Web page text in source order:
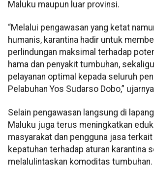
Maluku maupun luar provinsi.
“Melalui pengawasan yang ketat
humanis, karantina hadir untuk
perlindungan maksimal terhadap
hama dan penyakit tumbuhan,
pelayanan optimal kepada seluruh
Pelabuhan Yos Sudarso Dobo,”
Selain pengawasan langsung di
Maluku juga terus meningkatkan
masyarakat dan pengguna jasa
kepatuhan terhadap aturan karantina
melalulintaskan komoditas tumbuhan.